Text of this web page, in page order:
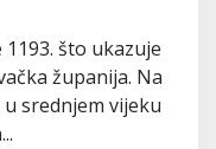
što ukazuje
županija. Na
srednjem vijeku